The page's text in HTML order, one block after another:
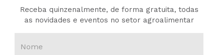
Receba quinzenalmente, de forma gratuita, todas
as novidades e eventos no setor agroalimentar